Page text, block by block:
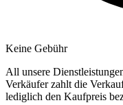
Keine Gebühr
All unsere
Verkäufer zahlt die
lediglich den Kaufpreis